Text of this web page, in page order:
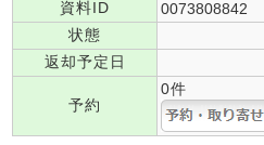
資料ID
0073808842
状態
返却予定日
予約
0件